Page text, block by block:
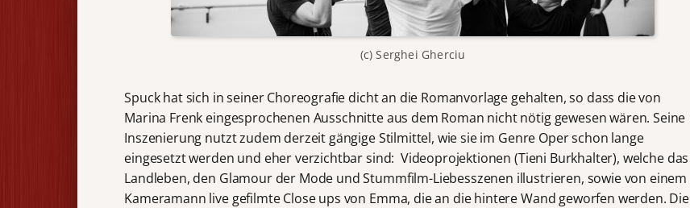
(c) Serghei Gherciu
Spuck hat sich in seiner Choreografie dicht an die Romanvorlage gehalten, so dass die von
Marina Frenk eingesprochenen Ausschnitte aus dem Roman nicht nötig gewesen wären. Seine
Inszenierung nutzt zudem derzeit gängige Stilmittel, wie sie im Genre Oper schon lange
eingesetzt werden und eher verzichtbar sind: Videoprojektionen (Tieni Burkhalter), welche das
Landleben, den Glamour der Mode und Stummfilm-Liebesszenen illustrieren, sowie von einem
Kameramann live gefilmte Close ups von Emma, die an die hintere Wand geworfen werden. Die